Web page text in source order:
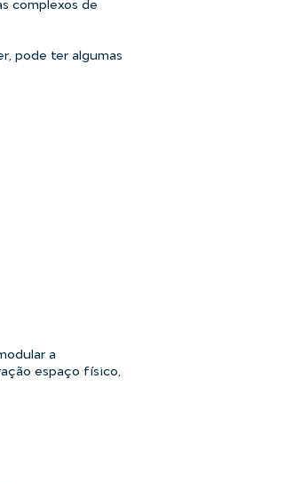
complexos de
pode ter algumas
a
espaço físico,